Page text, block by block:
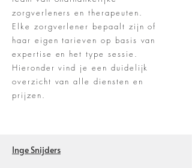
zorgverleners en therapeuten.
Elke zorgverlener bepaalt zijn of
haar eigen tarieven op basis van
expertise en het type sessie.
Hieronder vind je een duidelijk
overzicht van alle diensten en
prijzen.
Inge Snijders